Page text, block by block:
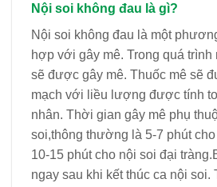
Nội soi không đau là gì?
Nội soi không đau là một
hợp với gây mê. Trong quá
sẽ được gây mê. Thuốc mê sẽ
mạch với liều lượng được tính
nhân. Thời gian gây mê phụ
soi,thông thường là 5-7 phút
10-15 phút cho nội soi đại
ngay sau khi kết thúc ca nội soi.